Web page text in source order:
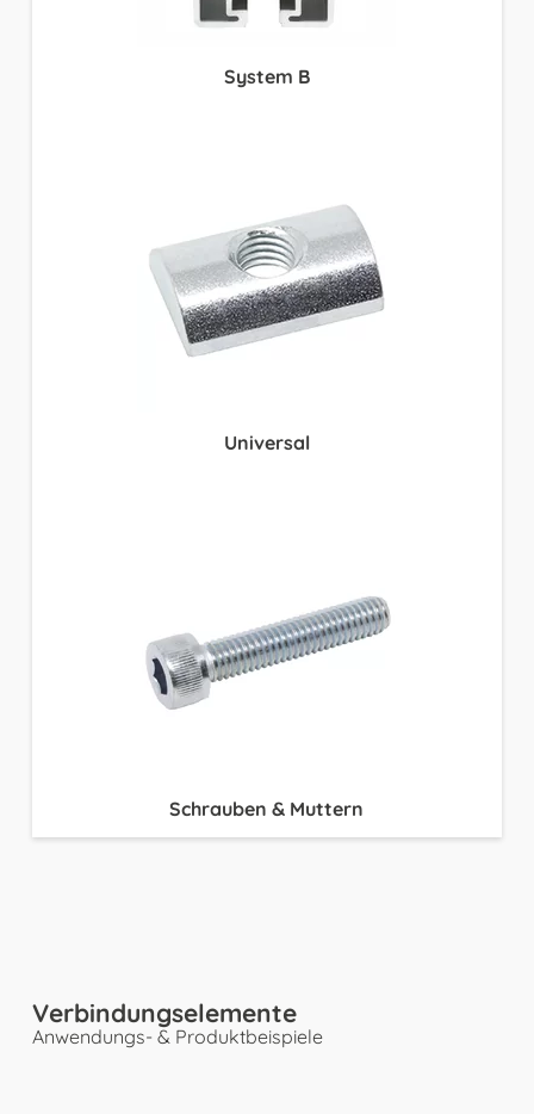
System B
Universal
Schrauben & Muttern
Verbindungselemente
Anwendungs- & Produktbeispiele